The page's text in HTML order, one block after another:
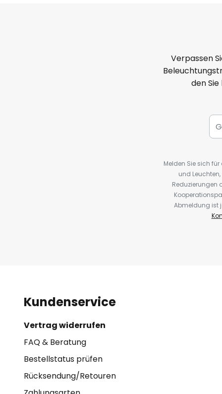
Verpassen
den
Melden Sie sich
und
Reduzierungen
Abmeldung ist
Kundenservice
Vertrag widerrufen
FAQ & Beratung
Bestellstatus prüfen
Rücksendung/Retouren